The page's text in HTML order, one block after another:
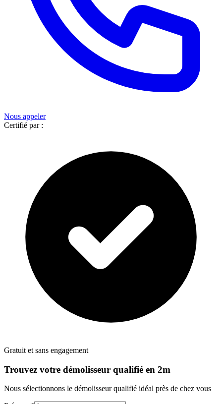
Nous appeler
Certifié par :
Gratuit et sans engagement
Trouvez votre démolisseur qualifié en 2m
Nous sélectionnons le démolisseurqualifié idéal près de chez vous